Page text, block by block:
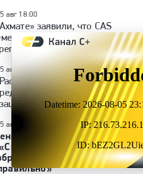
5 авг 18:00
заявили, что CAS
приостановил запрет
новых игроков
5 авг 17:54 1
сообщили
ЦСКА
Мартирене
5 авг 17:15
об уходе Ливая Гарсии
«Так
деньгами